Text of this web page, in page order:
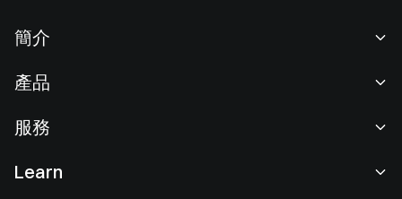
簡介
新聞中心
產品
現貨交易
服務
Learn